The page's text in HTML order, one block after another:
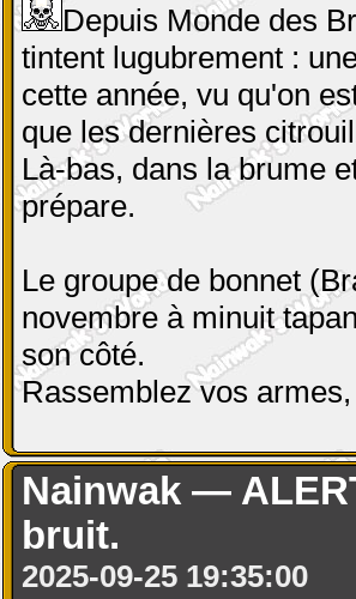
Depuis Monde des
tintent lugubrement :
cette année, vu qu'on
que les dernières
Là-bas, dans la brume
prépare.
Le groupe de bonnet
novembre à minuit
son côté.
Rassemblez vos
Nainwak —
bruit.
2025-09-25 19:35:00